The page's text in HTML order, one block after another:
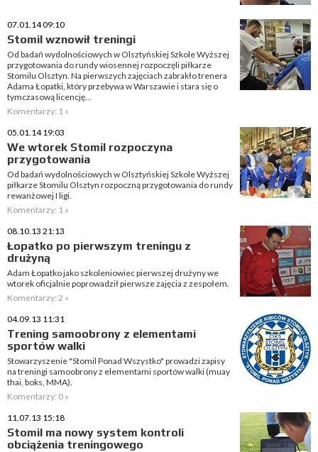
07.01.14 09:10
Stomil wznowił treningi
Od badań wydolnościowych w Olsztyńskiej Szkole Wyższej
przygotowania do rundy wiosennej rozpoczęli piłkarze
Stomilu Olsztyn. Na pierwszych zajęciach zabrakło trenera
Adama Łopatki, który przebywa w Warszawie i stara się o
tymczasową licencję...
Komentarzy: 1 »
05.01.14 19:03
We wtorek Stomil rozpoczyna
przygotowania
Od badań wydolnościowych w Olsztyńskiej Szkole Wyższej
piłkarze Stomilu Olsztyn rozpoczną przygotowania do rundy
rewanżowej I ligi.
Komentarzy: 1 »
08.10.13 21:13
Łopatko po pierwszym treningu z
drużyną
Adam Łopatko jako szkoleniowiec pierwszej drużyny we
wtorek oficjalnie poprowadził pierwsze zajęcia z zespołem.
Komentarzy: 2 »
04.09.13 11:31
Trening samoobrony z elementami
sportów walki
Stowarzyszenie "Stomil Ponad Wszystko" prowadzi zapisy
na treningi samoobrony z elementami sportów walki (muay
thai, boks, MMA).
Komentarzy: 0 »
11.07.13 15:18
Stomil ma nowy system kontroli
obciążenia treningowego